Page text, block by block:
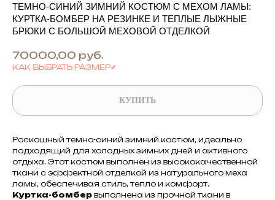
ТЕМНО-СИНИЙ ЗИМНИЙ КОСТЮМ С МЕХОМ ЛАМЫ:
КУРТКА-БОМБЕР НА РЕЗИНКЕ И ТЕПЛЫЕ ЛЫЖНЫЕ
БРЮКИ С БОЛЬШОЙ МЕХОВОЙ ОТДЕЛКОЙ
70000,00 руб.
КАК ВЫБРАТЬ РАЗМЕР✔
КУПИТЬ
Роскошный темно-синий зимний костюм, идеально
подходящий для холодных зимних дней и активного
отдыха. Этот костюм выполнен из высококачественной
ткани с эффектной отделкой из натурального меха
ламы, обеспечивая стиль, тепло и комфорт.
Куртка-бомбер выполнена из прочной ткани в